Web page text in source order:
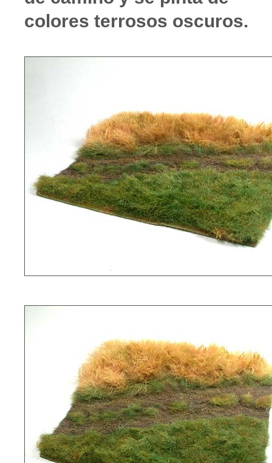
colores terrosos oscuros.